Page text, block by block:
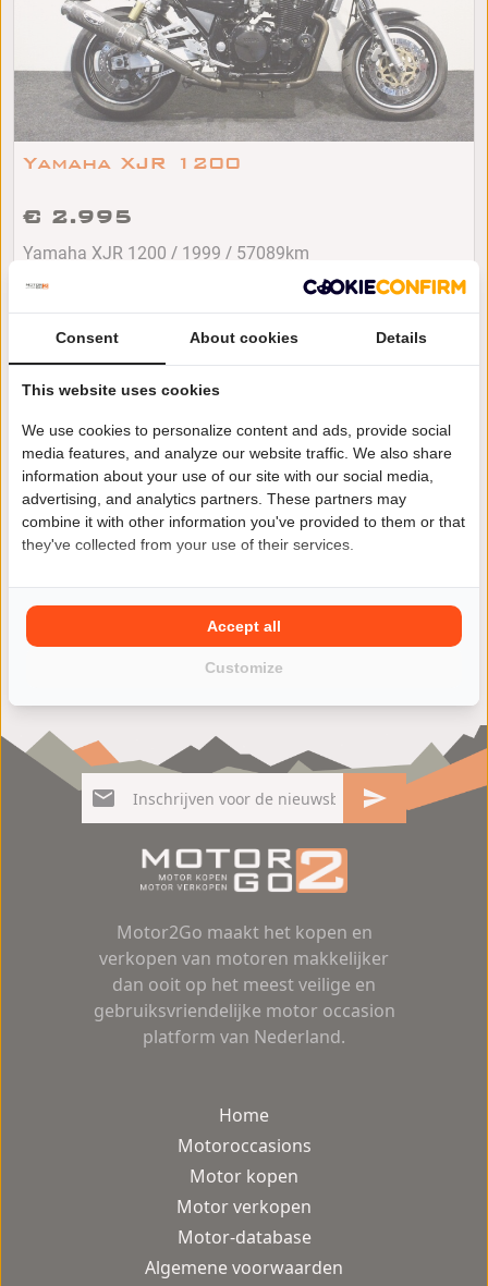
Yamaha XJR 1200
€ 2.995
Yamaha XJR 1200 / 1999 / 57089km
Jij wilt een andere motor kopen? Kies je voor een
Yamaha XJR 1200 dan ben je niet alleen verzekerd van
kwaliteit maar ook van veel rijplezier. Vind jouw Yamaha
XJR 1200 motoroccasion eenvoudig en snel in ons ruime
aanbod van zowel particulieren als ook motorzaken.
Motor2Go maakt het kopen en
verkopen van motoren makkelijker
dan ooit op het meest veilige en
gebruiksvriendelijke motor occasion
platform van Nederland.
Home
Motoroccasions
Motor kopen
Motor verkopen
Motor-database
Algemene voorwaarden
Consent About cookies Details
This website uses cookies
We use cookies to personalize content and ads, provide social
media features, and analyze our website traffic. We also share
information about your use of our site with our social media,
advertising, and analytics partners. These partners may
combine it with other information you've provided to them or that
they've collected from your use of their services.
Customize
Accept all